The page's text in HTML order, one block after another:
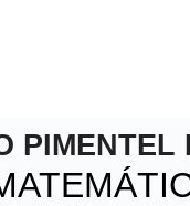
PIMENTEL